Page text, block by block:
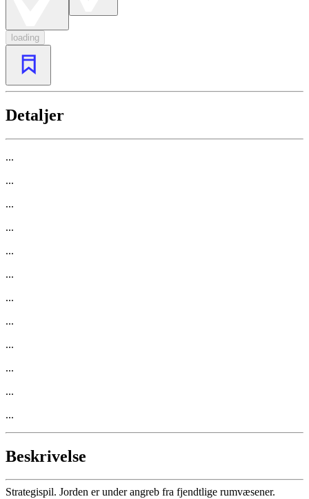
loading
Detaljer
...
...
...
...
...
...
...
...
...
...
...
...
Beskrivelse
Strategispil. Jorden er under angreb fra fjendtlige rumvæsener.